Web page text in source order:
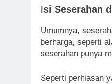
Isi Seserahan
Umumnya,
berharga, seperti
seserahan punya
Seperti perhiasan